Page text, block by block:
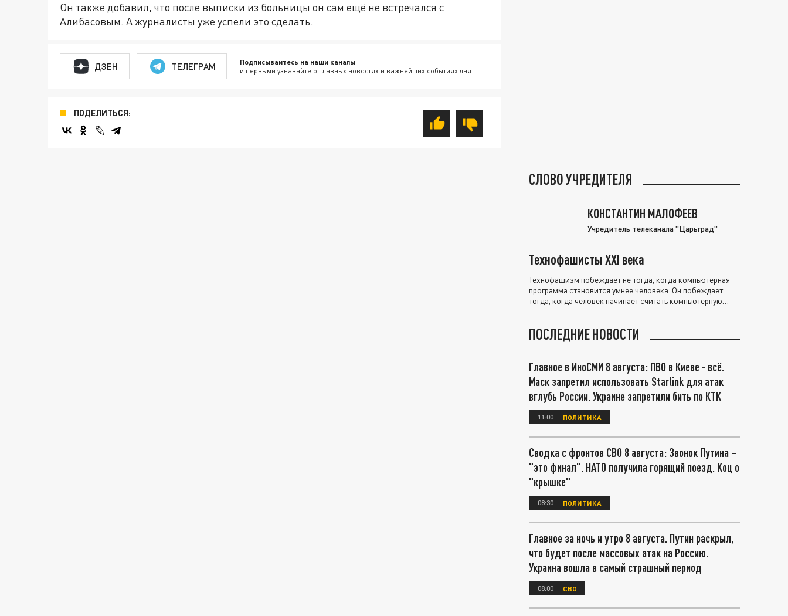
Он также добавил, что после выписки из больницы он сам ещё не встречался с
Алибасовым. А журналисты уже успели это сделать.
ДЗЕН ТЕЛЕГРАМ Подписывайтесь на наши каналы
и первыми узнавайте о главных новостях и важнейших событиях дня.
ПОДЕЛИТЬСЯ:
СЛОВО УЧРЕДИТЕЛЯ
КОНСТАНТИН МАЛОФЕЕВ
Учредитель телеканала "Царьград"
Технофашисты XXI века
Технофашизм побеждает не тогда, когда компьютерная
программа становится умнее человека. Он побеждает
тогда, когда человек начинает считать компьютерную
ПОСЛЕДНИЕ НОВОСТИ
Главное в ИноСМИ 8 августа: ПВО в Киеве - всё.
Маск запретил использовать Starlink для атак
вглубь России. Украине запретили бить по КТК
11:00 ПОЛИТИКА
Сводка с фронтов СВО 8 августа: Звонок Путина –
"это финал". НАТО получила горящий поезд. Коц о
"крышке"
08:30 ПОЛИТИКА
Главное за ночь и утро 8 августа. Путин раскрыл,
что будет после массовых атак на Россию.
Украина вошла в самый страшный период
08:00 СВО